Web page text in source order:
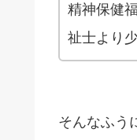
精神保健
祉士より
そんなふう